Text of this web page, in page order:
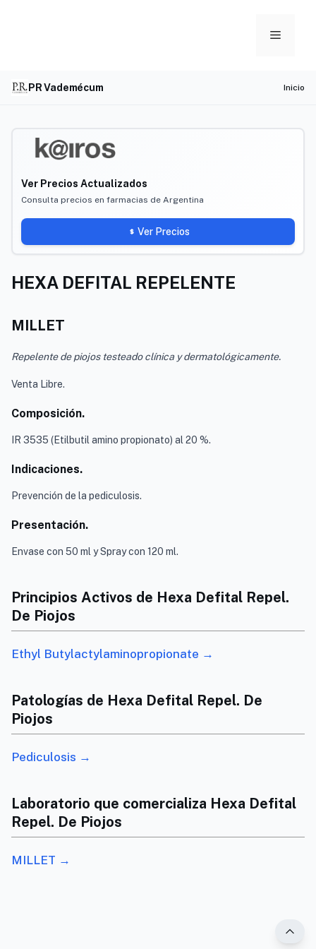
Menu
PR Vademécum Inicio
Ver Precios Actualizados
Consulta precios en farmacias de Argentina
Ver Precios
HEXA DEFITAL REPELENTE
MILLET
Repelente de piojos testeado clínica y dermatológicamente.
Venta Libre.
Composición.
IR 3535 (Etilbutil amino propionato) al 20 %.
Indicaciones.
Prevención de la pediculosis.
Presentación.
Envase con 50 ml y Spray con 120 ml.
Principios Activos de Hexa Defital Repel.
De Piojos
Ethyl Butylactylaminopropionate →
Patologías de Hexa Defital Repel. De
Piojos
Pediculosis →
Laboratorio que comercializa Hexa Defital
Repel. De Piojos
MILLET →